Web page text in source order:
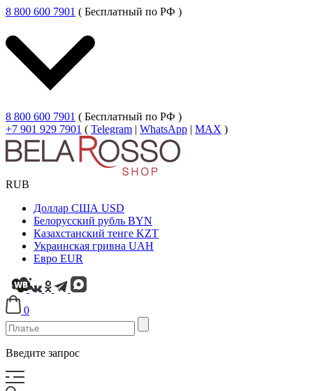
8 800 600 7901 ( Бесплатный по РФ )
8 800 600 7901 ( Бесплатный по РФ )
+7 901 929 7901 ( Telegram | WhatsApp | MAX )
RUB
Доллар США USD
Белорусский рубль BYN
Казахстанский тенге KZT
Украинская гривна UAH
Евро EUR
0
Введите запрос